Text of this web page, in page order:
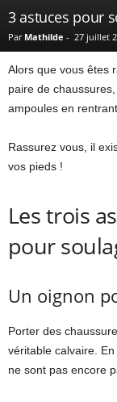
3 astuces pour
Par Mathilde - 27 juillet
Alors que vous êtes
paire de
ampoules en
Rassurez vous, il
vos pieds !
Les trois
pour
Un oignon
Porter des
véritable calvaire.
ne sont pas encore